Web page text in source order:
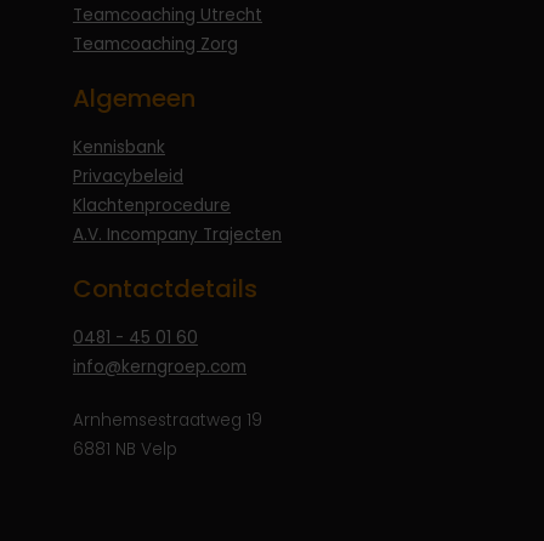
Teamcoaching Utrecht
Teamcoaching Zorg
Algemeen
Kennisbank
Privacybeleid
Klachtenprocedure
A.V. Incompany Trajecten
Contactdetails
0481 - 45 01 60
info@kerngroep.com
Arnhemsestraatweg 19
6881 NB Velp